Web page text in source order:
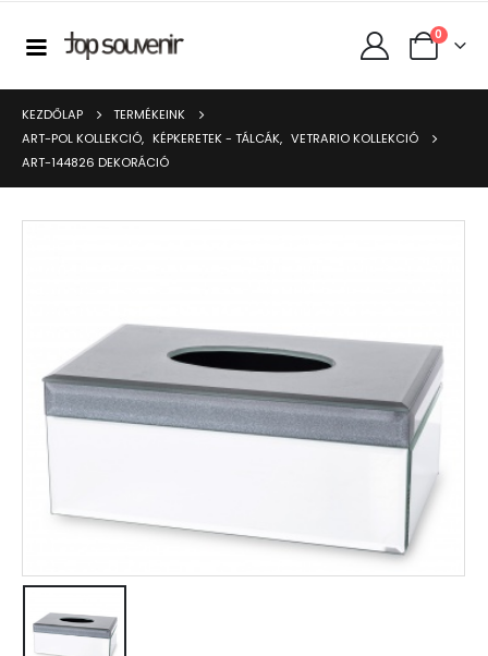
0
KEZDŐLAP
TERMÉKEINK
ART-POL KOLLEKCIÓ, KÉPKERETEK - TÁLCÁK, VETRARIO KOLLEKCIÓ
ART-144826 DEKORÁCIÓ